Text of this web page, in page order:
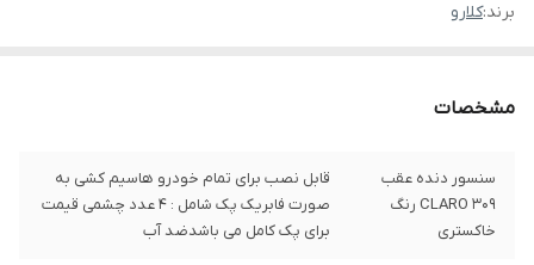
برند:کلارو
مشخصات
سنسور دنده عقب
CLARO 309 رنگ
خاکستری
قابل نصب برای تمام خودرو هاسیم کشی به
صورت فابریک پک شامل : 4 عدد چشمی قیمت
برای پک کامل می باشدضد آب